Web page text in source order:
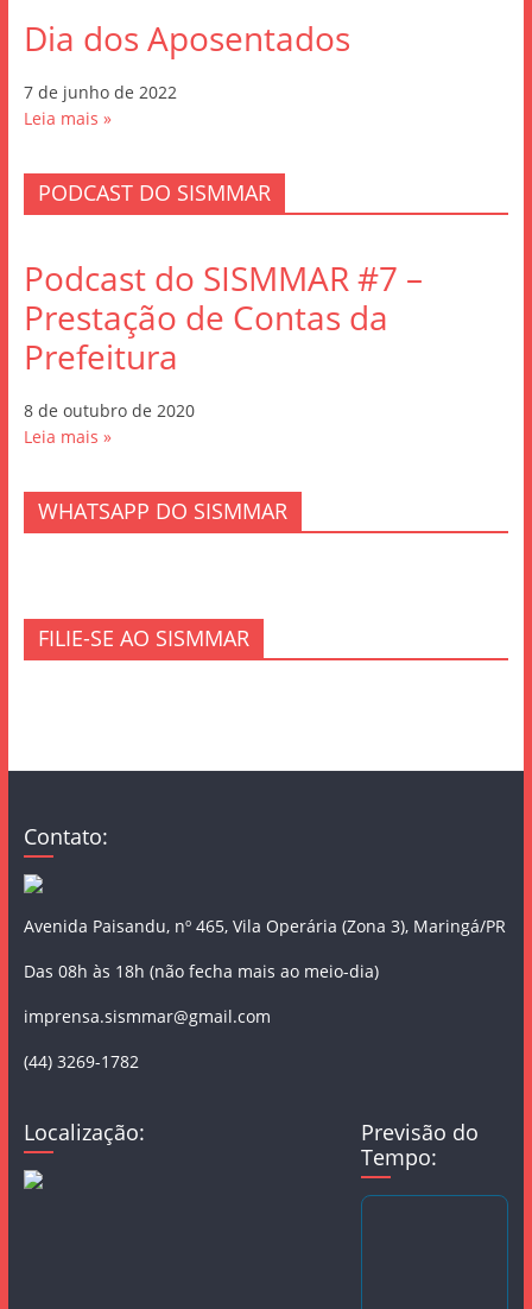
Dia dos Aposentados
7 de junho de 2022
Leia mais »
PODCAST DO SISMMAR
Podcast do SISMMAR #7 –
Prestação de Contas da
Prefeitura
8 de outubro de 2020
Leia mais »
WHATSAPP DO SISMMAR
FILIE-SE AO SISMMAR
Contato:
Avenida Paisandu, nº 465, Vila Operária (Zona 3), Maringá/PR
Das 08h às 18h (não fecha mais ao meio-dia)
imprensa.sismmar@gmail.com
(44) 3269-1782
Localização:
Previsão do
Tempo: